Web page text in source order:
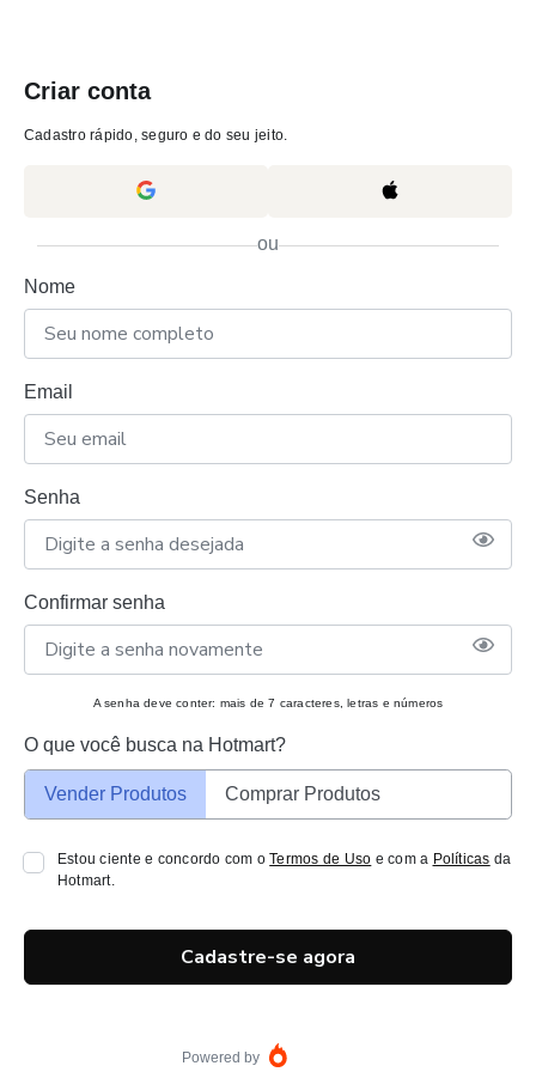
Criar conta
Cadastro rápido, seguro e do seu jeito.
ou
Nome
Email
Senha
Confirmar senha
A senha deve conter: mais de 7 caracteres, letras e números
O que você busca na Hotmart?
Vender Produtos Comprar Produtos
Estou ciente e concordo com oTermos de Uso e com a Políticas da
Hotmart.
Cadastre-se agora
Powered by